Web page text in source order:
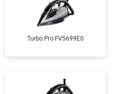
Turbo Pro FV5699E0